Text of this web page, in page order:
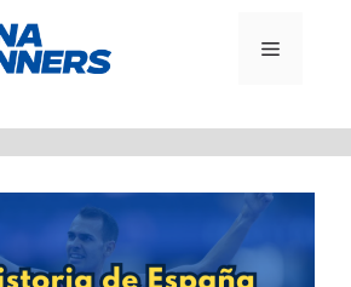
MENÚ